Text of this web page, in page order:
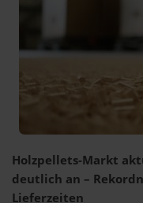
Holzpellets-Markt
deutlich an –
Lieferzeiten